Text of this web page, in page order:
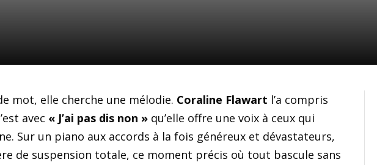
mot, elle cherche une mélodie. Coraline Flawart l’a compris
avec « J’ai pas dis non » qu’elle offre une voix à ceux qui
Sur un piano aux accords à la fois généreux et dévastateurs,
de suspension totale, ce moment précis où tout bascule sans